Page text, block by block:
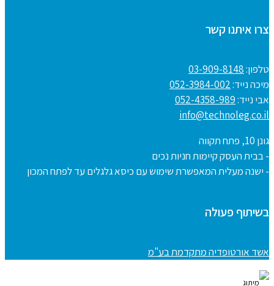
צרו איתנו קשר
טלפון:03-909-8148
מיכה נייד:052-3984-002
אבי נייד:052-4358-989
info@technoleg.co.il
גונן 10, פתח תקווה
- בבית העסק קיימות חניות נכים
- ישנה מעלית המאפשרת שימוש עם כיסא גלגלים עד לפתח המכון
בשיתוף פעולה
אשד אורטופדיה מתקדמת בע"מ